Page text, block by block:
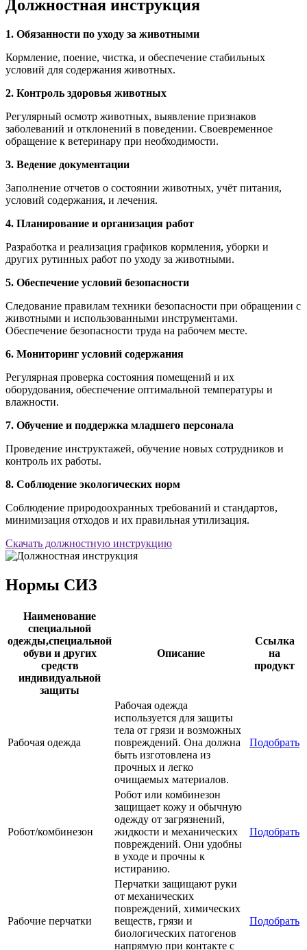
Должностная инструкция
1. Обязанности по уходу за животными
Кормление, поение, чистка, и обеспечение стабильных
условий для содержания животных.
2. Контроль здоровья животных
Регулярный осмотр животных, выявление признаков
заболеваний и отклонений в поведении. Своевременное
обращение к ветеринару при необходимости.
3. Ведение документации
Заполнение отчетов о состоянии животных, учёт питания,
условий содержания, и лечения.
4. Планирование и организация работ
Разработка и реализация графиков кормления, уборки и
других рутинных работ по уходу за животными.
5. Обеспечение условий безопасности
Следование правилам техники безопасности при обращении с
животными и использованными инструментами.
Обеспечение безопасности труда на рабочем месте.
6. Мониторинг условий содержания
Регулярная проверка состояния помещений и их
оборудования, обеспечение оптимальной температуры и
влажности.
7. Обучение и поддержка младшего персонала
Проведение инструктажей, обучение новых сотрудников и
контроль их работы.
8. Соблюдение экологических норм
Соблюдение природоохранных требований и стандартов,
минимизация отходов и их правильная утилизация.
Скачать должностную инструкцию
Нормы СИЗ
Наименование
специальной
одежды,специальной
обуви и других
средств
индивидуальной
защиты
Описание
Ссылка
на
продукт
Рабочая одежда
Рабочая одежда
используется для защиты
тела от грязи и возможных
повреждений. Она должна
быть изготовлена из
прочных и легко
очищаемых материалов.
Подобрать
Робот/комбинезон
Робот или комбинезон
защищает кожу и обычную
одежду от загрязнений,
жидкости и механических
повреждений. Они удобны
в уходе и прочны к
истиранию.
Подобрать
Рабочие перчатки
Перчатки защищают руки
от механических
повреждений, химических
веществ, грязи и
биологических патогенов
напрямую при контакте с
Подобрать